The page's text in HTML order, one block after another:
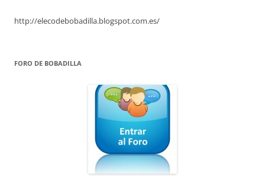
http://elecodebobadilla.blogspot.com.es/
FORO DE BOBADILLA